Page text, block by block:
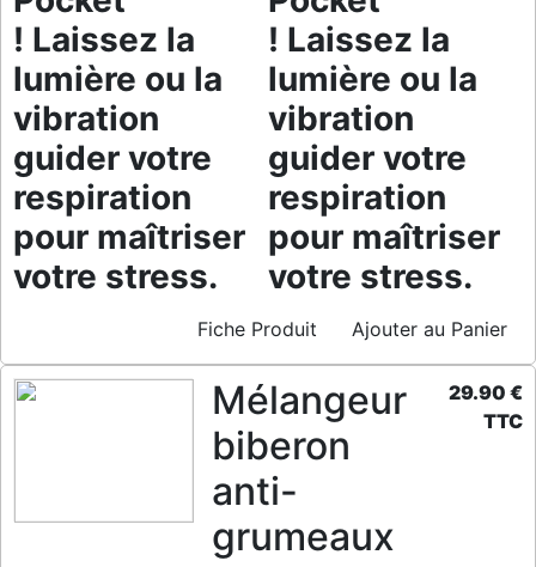
! Laissez la
lumière ou la
vibration
guider votre
respiration
pour maîtriser
votre stress.
! Laissez la
lumière ou la
vibration
guider votre
respiration
pour maîtriser
votre stress.
Fiche Produit Ajouter au Panier
Mélangeur
biberon
anti-
grumeaux
29.90 €
TTC